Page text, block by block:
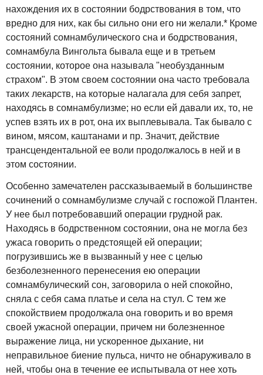
нахождения их в состоянии бодрствования в том, что
вредно для них, как бы сильно они его ни желали.* Кроме
состояний сомнамбулического сна и бодрствования,
сомнамбула Вингольта бывала еще и в третьем
состоянии, которое она называла "необузданным
страхом". В этом своем состоянии она часто требовала
таких лекарств, на которые налагала для себя запрет,
находясь в сомнамбулизме; но если ей давали их, то, не
успев взять их в рот, она их выплевывала. Так бывало с
вином, мясом, каштанами и пр. Значит, действие
трансцендентальной ее воли продолжалось в ней и в
этом состоянии.
Особенно замечателен рассказываемый в большинстве
сочинений о сомнамбулизме случай с госпожой Плантен.
У нее был потребовавший операции грудной рак.
Находясь в бодрственном состоянии, она не могла без
ужаса говорить о предстоящей ей операции;
погрузившись же в вызванный у нее с целью
безболезненного перенесения ею операции
сомнамбулический сон, заговорила о ней спокойно,
сняла с себя сама платье и села на стул. С тем же
спокойствием продолжала она говорить и во время
своей ужасной операции, причем ни болезненное
выражение лица, ни ускоренное дыхание, ни
неправильное биение пульса, ничто не обнаруживало в
ней, чтобы она в течение ее испытывала от нее хоть